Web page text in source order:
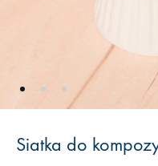
Siatka do